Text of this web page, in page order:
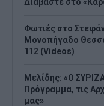
Φωτιές στο
Μονοπήγαδο
112 (Videos)
Μελίδης: «Ο
Πρόγραμμα, τις
μας»